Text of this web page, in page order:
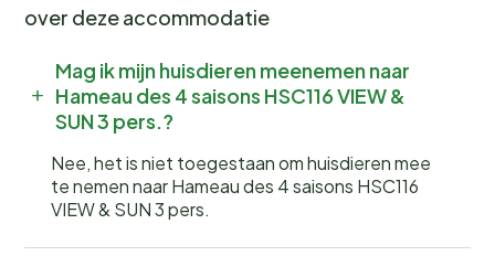
over deze accommodatie
Mag ik mijn huisdieren meenemen naar
Hameau des 4 saisons HSC116 VIEW &
SUN 3 pers.?
Nee, het is niet toegestaan om huisdieren mee
te nemen naar Hameau des 4 saisons HSC116
VIEW & SUN 3 pers.